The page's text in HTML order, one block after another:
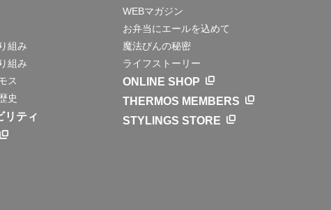
組み
組み
ス
史
リティ
WEBマガジン
お弁当にエールを込めて
魔法びんの秘密
ライフストーリー
ONLINE SHOP
THERMOS MEMBERS
STYLINGS STORE